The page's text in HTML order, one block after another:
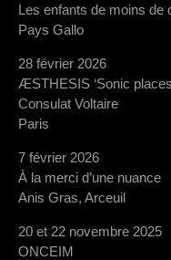
Les enfants de moins de
Pays Gallo
28 février 2026
ÆSTHESIS ‘Sonic
Consulat Voltaire
Paris
7 février 2026
À la merci d’une nuance
Anis Gras, Arceuil
20 et 22 novembre 2025
ONCEIM